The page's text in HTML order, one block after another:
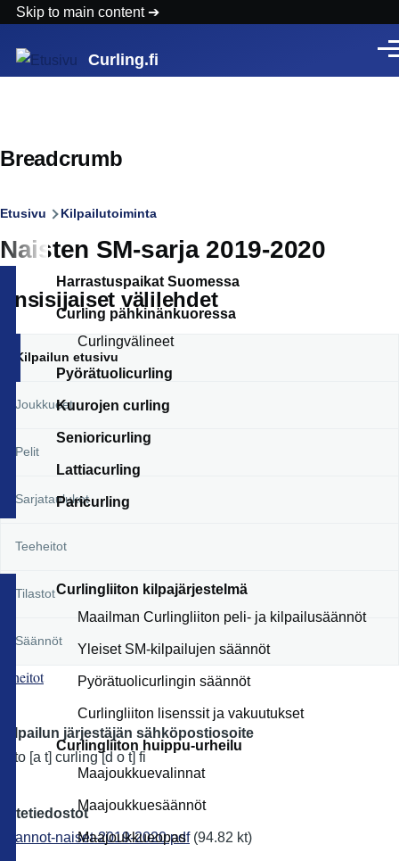
Skip to main content
Curling.fi
Harrastuspaikat Suomessa
Curling pähkinänkuoressa
Curlingvälineet
Pyörätuolicurling
Kuurojen curling
Senioricurling
Lattiacurling
Paricurling
Curlingliiton kilpajärjestelmä
Maailman Curlingliiton peli- ja kilpailusäännöt
Yleiset SM-kilpailujen säännöt
Pyörätuolicurlingin säännöt
Curlingliiton lisenssit ja vakuutukset
Curlingliiton huippu-urheilu
Maajoukkuevalinnat
Maajoukkuesäännöt
Maajoukkueopas
Breadcrumb
Etusivu Kilpailutoiminta
Naisten SM-sarja 2019-2020
Ensisijaiset välilehdet
Kilpailun etusivu
Joukkueet
Pelit
Sarjataulukot
Teeheitot
Tilastot
Säännöt
T-heitot
Kilpailun järjestäjän sähköpostiosoite
liitto [a t] curling[d o t] fi
Liitetiedostot
saannot-naiset-2019-2020.pdf (94.82 kt)